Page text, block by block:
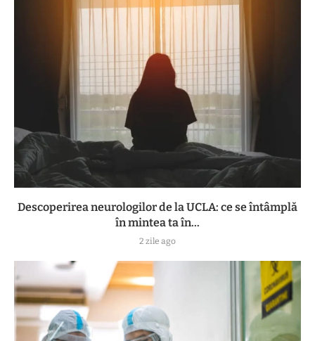
Descoperirea neurologilor de la UCLA: ce se întâmplă
în mintea ta în...
2 zile ago